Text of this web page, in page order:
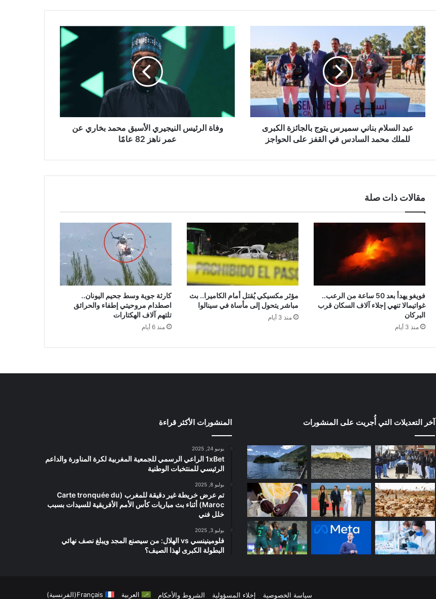
عبد
السلام
بناني
سميرس
يتوج
بالجائزة
الكبرى
للملك
محمد
السادس
على
عبد السلام بناني سميرس يتوج بالجائزة الكبرى
للملك محمد السادس في القفز على الحواجز
الرئيس
النيجيري
ناهز
وفاة الرئيس النيجيري الأسبق محمد بخاري عن
عمر ناهز 82 عامًا
مقالات ذات صلة
فويغو يهدأ بعد 50 ساعة من الرعب..
غواتيمالا تنهي إجلاء آلاف السكان قرب
البركان
منذ 3 أيام
مؤثر مكسيكي يُقتل أمام الكاميرا.. بث
مباشر يتحول إلى مأساة في سينالوا
منذ 3 أيام
كارثة جوية وسط جحيم اليونان..
اصطدام مروحيتي إطفاء والحرائق
تلتهم آلاف الهكتارات
منذ 6 أيام
آخر التعديلات التي أُجريت على المنشورات المنشورات الأكثر قراءة
يونيو 24, 2025
1xBet الراعي الرسمي للجمعية المغربية لكرة المناورة والداعم
الرئيسي للمنتخبات الوطنية
يوليو 8, 2025
تم عرض خريطة غير دقيقة للمغرب (Carte tronquée du
Maroc) أثناء بث مباريات كأس الأمم الأفريقية للسيدات بسبب
خلل فني
يوليو 3, 2025
فلومينينسي vs الهلال: من سيصنع المجد ويبلغ نصف نهائي
البطولة الكبرى لهذا الصيف؟
سياسة الخصوصية إخلاء المسؤولية الشروط والأحكام العربية Français
(الفرنسية)